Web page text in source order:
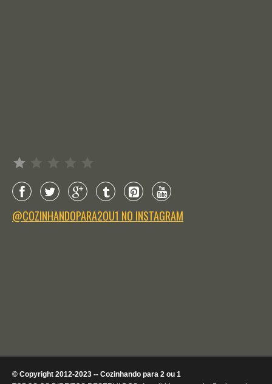
@COZINHANDOPARA2OU1 NO INSTAGRAM
© Copyright 2012-2023 -- Cozinhando para 2 ou 1